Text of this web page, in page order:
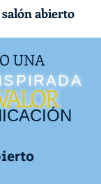
abierto
UNA